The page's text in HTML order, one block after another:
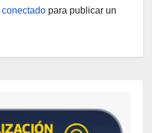
conectado para publicar un